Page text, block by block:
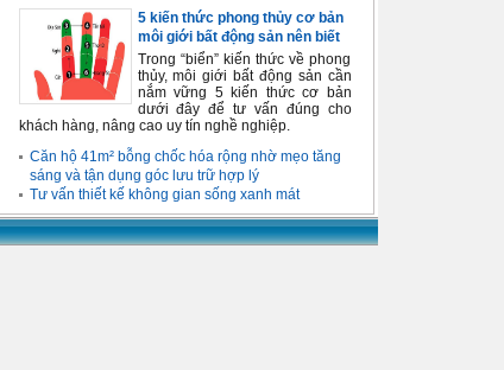
5 kiến thức phong thủy cơ bản
môi giới bất động sản nên biết
Trong “biển” kiến thức về phong
thủy, môi giới bất động sản cần
nắm vững 5 kiến thức cơ bản
dưới đây để tư vấn đúng cho
khách hàng, nâng cao uy tín nghề nghiệp.
Căn hộ 41m² bỗng chốc hóa rộng nhờ mẹo tăng
sáng và tận dụng góc lưu trữ hợp lý
Tư vấn thiết kế không gian sống xanh mát